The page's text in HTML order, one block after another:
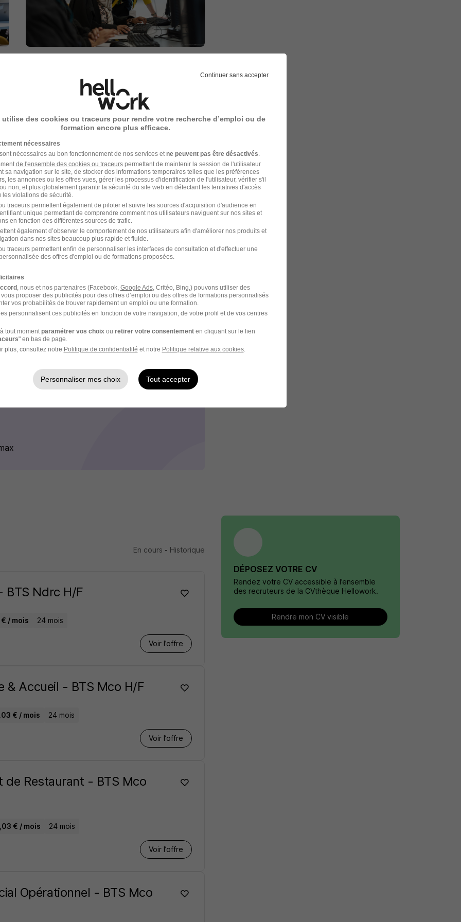
9 de plus
l’innovation permanente dans le monde
axes stratégiques :
respectant leurs différences
en amont des besoins de nos clients
des valeurs de nos équipes.
formation à laquelle vous postulez.
En cours - Historique
BTS Ndrc H/F
/ mois 24 mois
Voir l’offre
& Accueil - BTS Mco H/F
€ / mois 24 mois
Voir l’offre
de Restaurant - BTS Mco
€ / mois 24 mois
Voir l’offre
Opérationnel - BTS Mco
DÉPOSEZ VOTRE CV
Rendez votre CV accessible à l’ensemble
des recruteurs de la CVthèque Hellowork.
Rendre mon CV visible
Continuer sans accepter
utilise des cookies ou traceurs pour rendre votre recherche d’emploi ou de
formation encore plus efficace.
nécessaires
nécessaires au bon fonctionnement de nos services et ne peuvent pas être désactivés
de l'ensemble des cookies ou traceurspermettant de maintenir la session de l'utilisateur
sa navigation sur le site, de stocker des informations temporaires telles que les préférences
les annonces ou les offres vues, gérer les processus d'identification de l'utilisateur, vérifier s'il
non, et plus globalement garantir la sécurité du site web en détectant les tentatives d'accès
violations de sécurité.
traceurs permettent également de piloter et suivre les sources d'acquisition d'audience en
unique permettant de comprendre comment nos utilisateurs naviguent sur nos sites et
en fonction des différentes sources de trafic.
également d’observer le comportement de nos utilisateurs afin d'améliorer nos produits et
dans nos sites beaucoup plus rapide et fluide.
traceurs permettent enfin de personnaliser les interfaces de consultation et d'effectuer une
des offres d'emploi ou de formations proposées.
, nous et nos partenaires (Facebook, Google Ads, Critéo, Bing,) pouvons utiliser des
proposer des publicités pour des offres d’emploi ou des offres de formations personnalisés
vos probabilités de trouver rapidement un emploi ou une formation.
personnalisent ces publicités en fonction de votre navigation, de votre profil et de vos centres
tout moment paramétrer vos choix ou retirer votre consentementen cliquant sur le lien
" en bas de page.
plus, consultez notre Politique de confidentialité et notre Politique relative aux cookies.
Personnaliser mes choix Tout accepter